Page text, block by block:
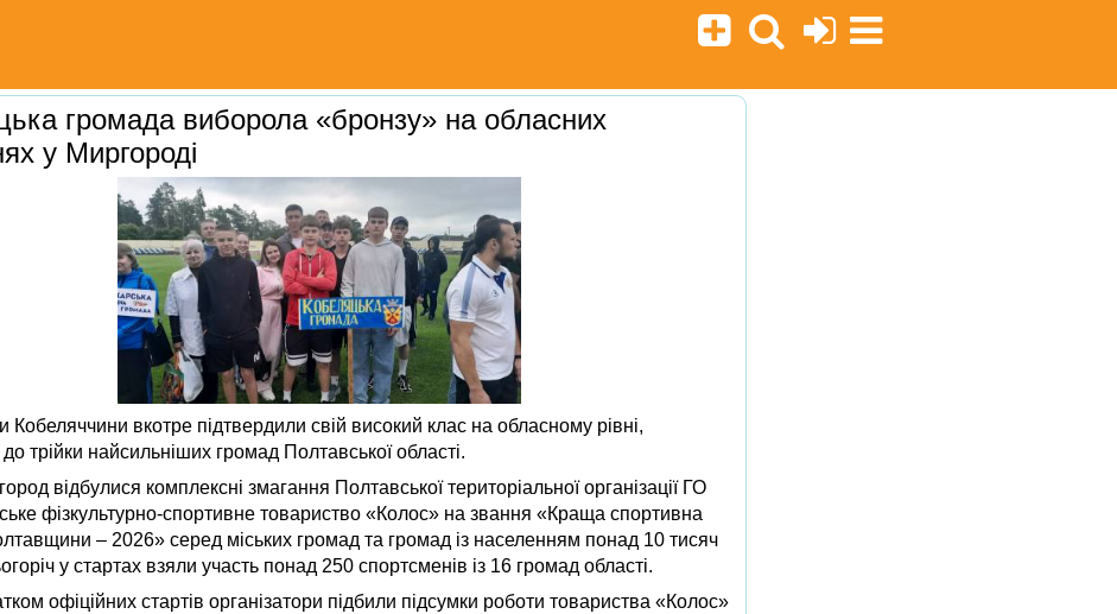
громада виборола «бронзу» на обласних
у Миргороді
Кобеляччини вкотре підтвердили свій високий клас на обласному рівні,
трійки найсильніших громад Полтавської області.
відбулися комплексні змагання Полтавської територіальної організації ГО
фізкультурно-спортивне товариство «Колос» на звання «Краща спортивна
– 2026» серед міських громад та громад із населенням понад 10 тисяч
у стартах взяли участь понад 250 спортсменів із 16 громад області.
офіційних стартів організатори підбили підсумки роботи товариства «Колос»